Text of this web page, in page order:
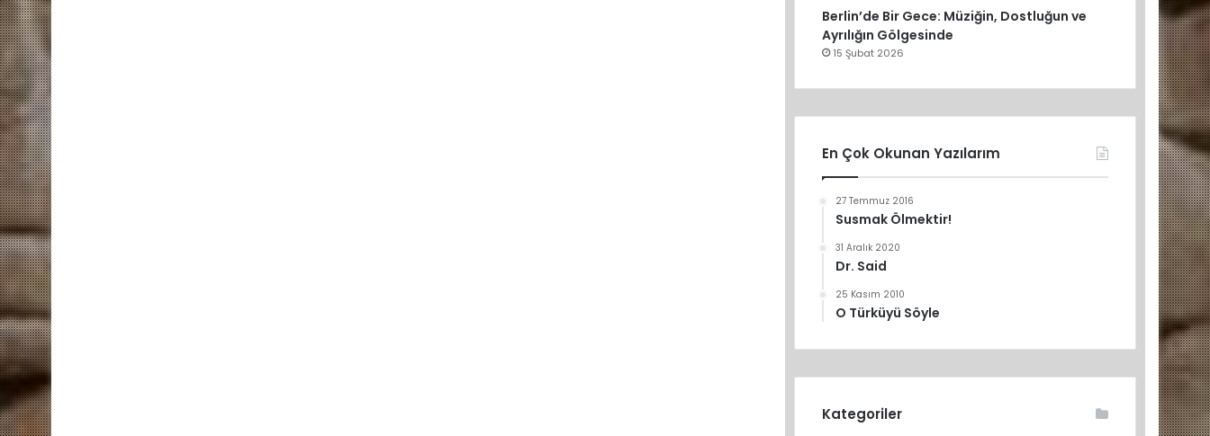
Berlin’de Bir Gece: Müziğin, Dostluğun ve
Ayrılığın Gölgesinde
15 Şubat 2026
En Çok Okunan Yazılarım
27 Temmuz 2016
Susmak Ölmektir!
31 Aralık 2020
Dr. Said
25 Kasım 2010
O Türküyü Söyle
Kategoriler